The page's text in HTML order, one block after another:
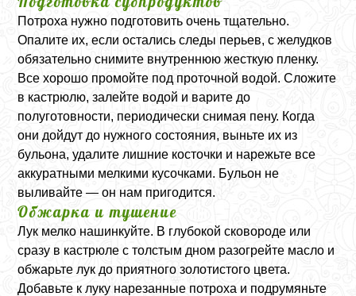
Потроха нужно подготовить очень тщательно.
Опалите их, если остались следы перьев, с желудков
обязательно снимите внутреннюю жесткую пленку.
Все хорошо промойте под проточной водой. Сложите
в кастрюлю, залейте водой и варите до
полуготовности, периодически снимая пену. Когда
они дойдут до нужного состояния, выньте их из
бульона, удалите лишние косточки и нарежьте все
аккуратными мелкими кусочками. Бульон не
выливайте — он нам пригодится.
Обжарка и тушение
Лук мелко нашинкуйте. В глубокой сковороде или
сразу в кастрюле с толстым дном разогрейте масло и
обжарьте лук до приятного золотистого цвета.
Добавьте к луку нарезанные потроха и подрумяньте